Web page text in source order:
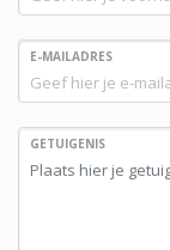
E-MAILADRES
GETUIGENIS